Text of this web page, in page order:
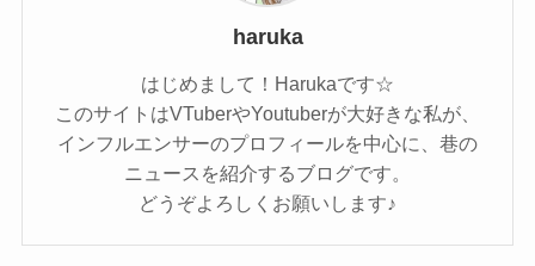
haruka
はじめまして！Harukaです☆
このサイトはVTuberやYoutuberが大好きな私が、
インフルエンサーのプロフィールを中心に、巷の
ニュースを紹介するブログです。
どうぞよろしくお願いします♪